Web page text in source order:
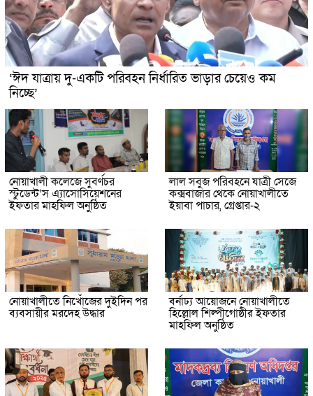
‘ঈদ যাত্রায় দু-একটি পরিবহন নির্ধারিত ভাড়ার চেয়েও কম
নিচ্ছে’
নোয়াখালী কলেজে সুবর্ণচর
স্টুডেন্ট’স এ্যাসোসিয়েশনের
ইফতার মাহফিল অনুষ্ঠিত
লাল সবুজ পরিবহনে যাত্রী সেজে
কক্সবাজার থেকে নোয়াখালীতে
ইয়াবা পাচার, গ্রেপ্তার-২
নোয়াখালীতে নিখোঁজের দুইদিন পর
ব্যবসায়ীর মরদেহ উদ্ধার
বর্নাঢ্য আয়োজনে নোয়াখালীতে
হিল্লোল শিল্পীগোষ্ঠীর ইফতার
মাহফিল অনুষ্ঠিত